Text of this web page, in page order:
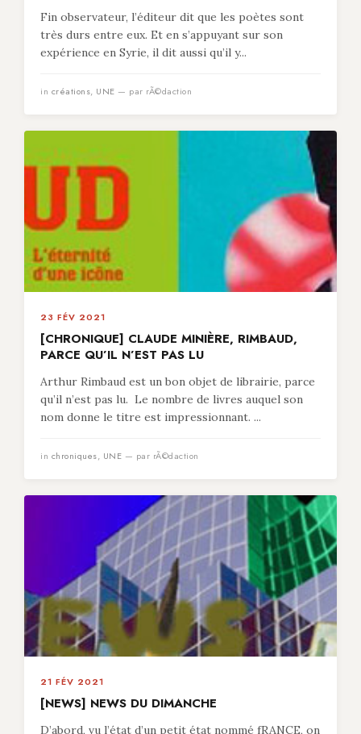
Fin observateur, l’éditeur dit que les poètes sont
très durs entre eux. Et en s’appuyant sur son
expérience en Syrie, il dit aussi qu’il y...
in créations, UNE — par rÃ©daction
23 FÉV 2021
[CHRONIQUE] CLAUDE MINIÈRE, RIMBAUD,
PARCE QU’IL N’EST PAS LU
Arthur Rimbaud est un bon objet de librairie, parce
qu’il n’est pas lu. Le nombre de livres auquel son
nom donne le titre est impressionnant. ...
in chroniques, UNE — par rÃ©daction
21 FÉV 2021
[NEWS] NEWS DU DIMANCHE
D’abord, vu l’état d’un petit état nommé fRANCE, on